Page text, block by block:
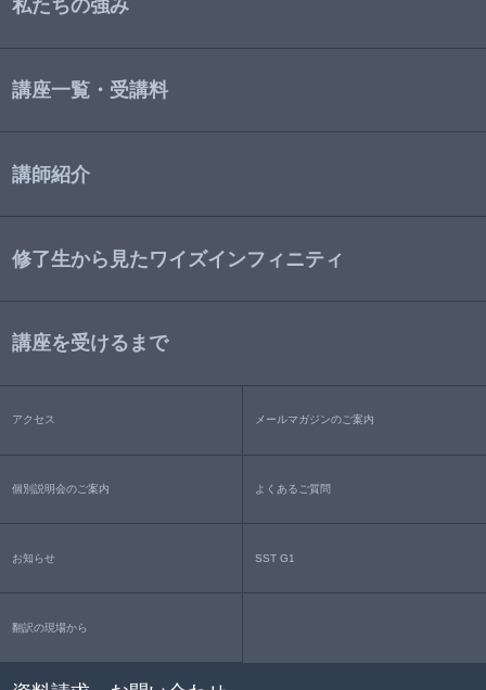
私たちの強み
講座一覧・受講料
講師紹介
修了生から見たワイズインフィニティ
講座を受けるまで
アクセス メールマガジンのご案内
個別説明会のご案内 よくあるご質問
お知らせ SST G1
翻訳の現場から